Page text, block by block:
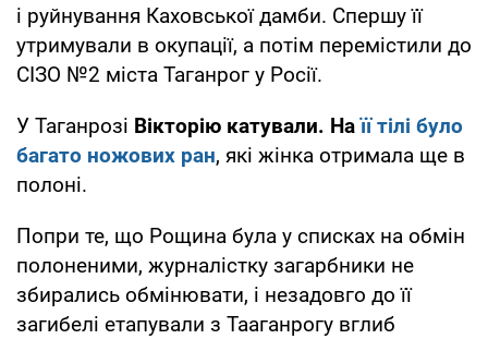
і руйнування Каховської дамби. Спершу її
утримували в окупації, а потім перемістили до
СІЗО №2 міста Таганрог у Росії.
У Таганрозі Вікторію катували. Наїї тілі було
багато ножових ран, які жінка отримала ще в
полоні.
Попри те, що Рощина була у списках на обмін
полоненими, журналістку загарбники не
збирались обмінювати, і незадовго до її
загибелі етапували з Тааганрогу вглиб